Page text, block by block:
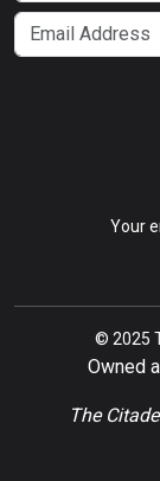
Your
© 2025
Owned
The